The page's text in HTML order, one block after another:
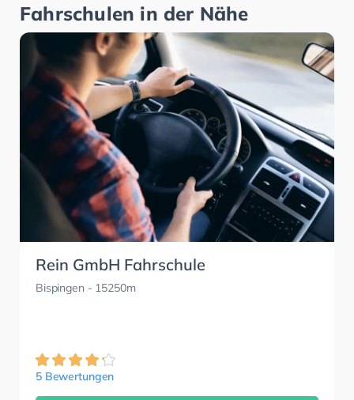
Fahrschulen in der Nähe
Rein GmbH Fahrschule
Bispingen - 15250m
5 Bewertungen